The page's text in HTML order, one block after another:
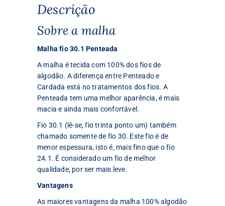
Descrição
Sobre a malha
Malha fio 30.1 Penteada
A malha é tecida com 100% dos fios de
algodão. A diferença entre Penteado e
Cardada está no tratamentos dos fios. A
Penteada tem uma melhor aparência, é mais
macia e ainda mais confortável.
Fio 30.1 (lê-se, fio trinta ponto um) também
chamado somente de fio 30. Este fio é de
menor espessura, isto é, mais fino que o fio
24.1. É considerado um fio de melhor
qualidade, por ser mais leve.
Vantagens
As maiores vantagens da malha 100% algodão